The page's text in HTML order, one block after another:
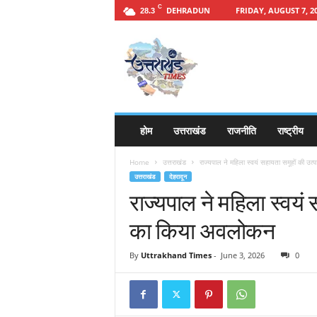
28.3 C DEHRADUN FRIDAY, AUGUST 7,
a
होम उत्तराखंड राजनीति राष्ट्रीय
Home उत्तराखंड राज्यपाल ने महिला स्वयं सहायता समूहों की
उत्तराखंड देहरादून
राज्यपाल ने महिला स्वयं
का किया अवलोकन
By Uttrakhand Times- June 3, 2026 0